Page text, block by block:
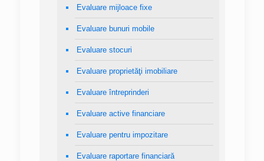
Evaluare mijloace fixe
Evaluare bunuri mobile
Evaluare stocuri
Evaluare proprietăţi imobiliare
Evaluare întreprinderi
Evaluare active financiare
Evaluare pentru impozitare
Evaluare raportare financiară